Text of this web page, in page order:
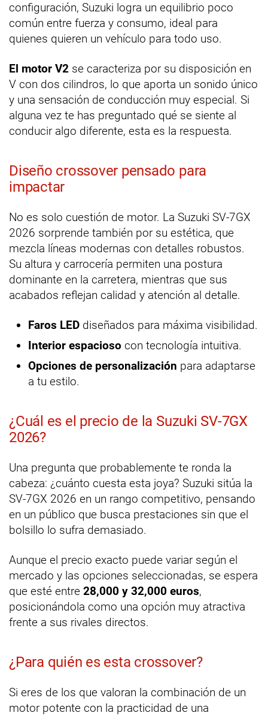
configuración, Suzuki logra un equilibrio poco
común entre fuerza y consumo, ideal para
quienes quieren un vehículo para todo uso.
El motor V2 se caracteriza por su disposición en
V con dos cilindros, lo que aporta un sonido único
y una sensación de conducción muy especial. Si
alguna vez te has preguntado qué se siente al
conducir algo diferente, esta es la respuesta.
Diseño crossover pensado para
impactar
No es solo cuestión de motor. La Suzuki SV-7GX
2026 sorprende también por su estética, que
mezcla líneas modernas con detalles robustos.
Su altura y carrocería permiten una postura
dominante en la carretera, mientras que sus
acabados reflejan calidad y atención al detalle.
Faros LED diseñados para máxima visibilidad.
Interior espacioso con tecnología intuitiva.
Opciones de personalización para adaptarse
a tu estilo.
¿Cuál es el precio de la Suzuki SV-7GX
2026?
Una pregunta que probablemente te ronda la
cabeza: ¿cuánto cuesta esta joya? Suzuki sitúa la
SV-7GX 2026 en un rango competitivo, pensando
en un público que busca prestaciones sin que el
bolsillo lo sufra demasiado.
Aunque el precio exacto puede variar según el
mercado y las opciones seleccionadas, se espera
que esté entre 28,000 y 32,000 euros,
posicionándola como una opción muy atractiva
frente a sus rivales directos.
¿Para quién es esta crossover?
Si eres de los que valoran la combinación de un
motor potente con la practicidad de una